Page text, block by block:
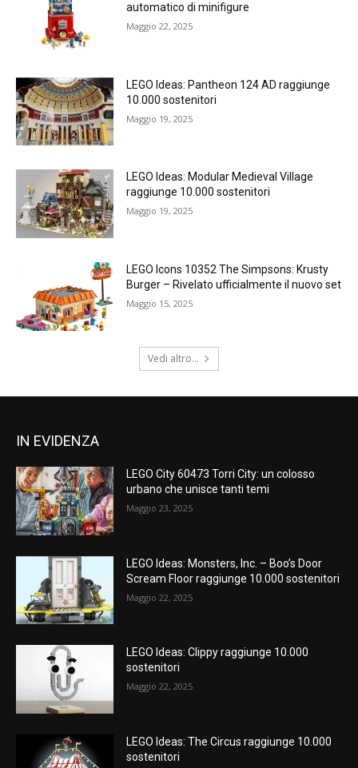
automatico di minifigure
Maggio 22, 2025
LEGO Ideas: Pantheon 124 AD raggiunge
10.000 sostenitori
Maggio 19, 2025
LEGO Ideas: Modular Medieval Village
raggiunge 10.000 sostenitori
Maggio 19, 2025
LEGO Icons 10352 The Simpsons: Krusty
Burger – Rivelato ufficialmente il nuovo set
Maggio 15, 2025
Vedi altro...
IN EVIDENZA
LEGO City 60473 Torri City: un colosso
urbano che unisce tanti temi
Maggio 23, 2025
LEGO Ideas: Monsters, Inc. – Boo’s Door
Scream Floor raggiunge 10.000 sostenitori
Maggio 22, 2025
LEGO Ideas: Clippy raggiunge 10.000
sostenitori
Maggio 22, 2025
LEGO Ideas: The Circus raggiunge 10.000
sostenitori